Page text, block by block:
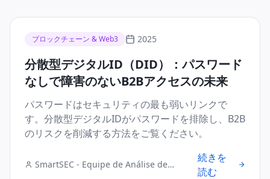
ブロックチェーン & Web3 2025
分散型デジタルID（DID）：パスワード
なしで障害のないB2Bアクセスの未来
パスワードはセキュリティの最も弱いリンクで
す。分散型デジタルIDがパスワードを排除し、B2B
のリスクを削減する方法をご覧ください。
SmartSEC - Equipe de Análise de
続きを
読む